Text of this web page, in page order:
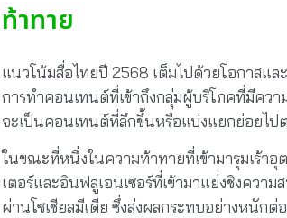
ท้าทาย
แนวโน้มสื่อไทยปี 2568 เต็มไปด้วยโอกาสแล
การทำคอนเทนต์ที่เข้าถึงกลุ่มผู้บริโภคที่มีควา
จะเป็นคอนเทนต์ที่ลึกขึ้นหรือแบ่งแยกย่อยไ
ในขณะที่หนึ่งในความท้าทายที่เข้ามารุมเร้า
เตอร์และอินฟลูเอนเซอร์ที่เข้ามาแย่งชิงควา
ผ่านโซเชียลมีเดีย ซึ่งส่งผลกระทบอย่างหนัก